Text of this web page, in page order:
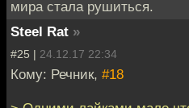
мира стала рушиться.
Steel Rat »
#25 | 24.12.17 22:34
Кому: Речник, #18